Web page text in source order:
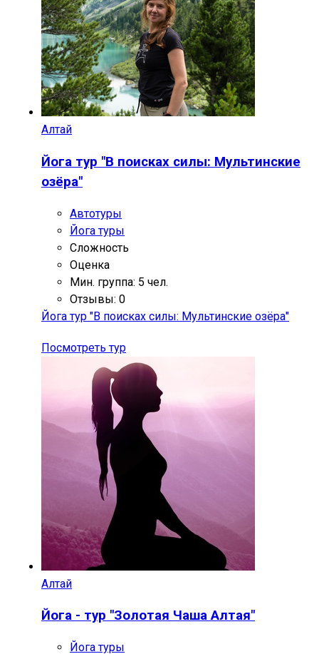
Алтай
Йога тур "В поисках силы: Мультинские
озёра"
Автотуры
Йога туры
Сложность
Оценка
Мин. группа: 5 чел.
Отзывы: 0
Йога тур "В поисках силы: Мультинские озёра"
Посмотреть тур
Алтай
Йога - тур "Золотая Чаша Алтая"
Йога туры